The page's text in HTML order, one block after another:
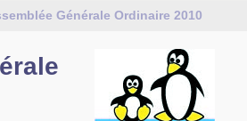
Générale Ordinaire 2010